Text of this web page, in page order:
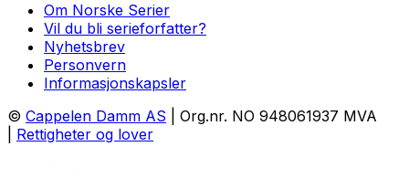
Om Norske Serier
Vil du bli serieforfatter?
Nyhetsbrev
Personvern
Informasjonskapsler
© Cappelen Damm AS | Org.nr. NO 948061937 MVA
Rettigheter og lover